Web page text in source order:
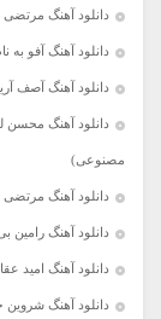
دانلود آهنگ مرتضی
دانلود آهنگ آفو به
دانلود آهنگ آصف
دانلود آهنگ محسن
مصنوعی)
دانلود آهنگ مرتضی
دانلود آهنگ رامین
دانلود آهنگ امید
دانلود آهنگ شروین